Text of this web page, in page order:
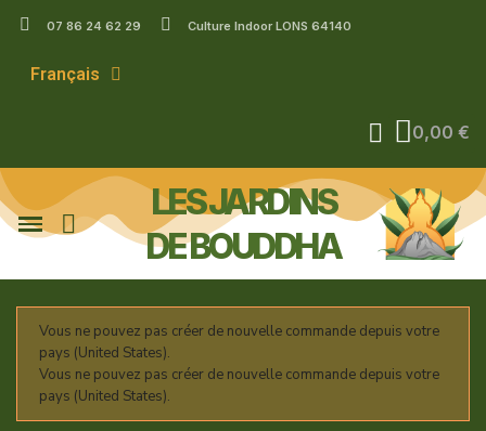
07 86 24 62 29 Culture Indoor LONS 64140
Français
0,00 €
LES JARDINS
DE BOUDDHA
Vous ne pouvez pas créer de nouvelle commande depuis votre
pays (United States).
Vous ne pouvez pas créer de nouvelle commande depuis votre
pays (United States).